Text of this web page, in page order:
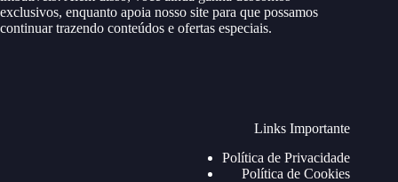
exclusivos, enquanto apoia nosso site para que possamos
continuar trazendo conteúdos e ofertas especiais.
Links Importante
Política de Privacidade
Política de Cookies